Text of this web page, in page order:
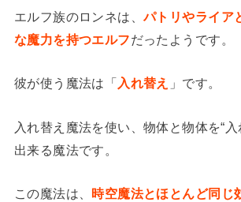
エルフ族のロンネは、パトリやライア
な魔力を持つエルフだったようです。
彼が使う魔法は「 入れ替え 」です。
入れ替え魔法を使い、物体と物体を“
出来る魔法です。
この魔法は、 時空魔法とほとんど同じ